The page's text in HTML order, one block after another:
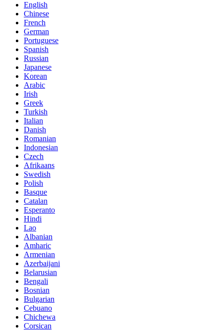
English
Chinese
French
German
Portuguese
Spanish
Russian
Japanese
Korean
Arabic
Irish
Greek
Turkish
Italian
Danish
Romanian
Indonesian
Czech
Afrikaans
Swedish
Polish
Basque
Catalan
Esperanto
Hindi
Lao
Albanian
Amharic
Armenian
Azerbaijani
Belarusian
Bengali
Bosnian
Bulgarian
Cebuano
Chichewa
Corsican